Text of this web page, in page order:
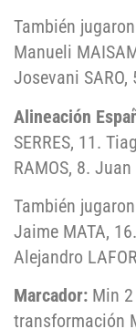
También
Manueli
Josevani SARO,
Alineación
SERRES, 11.
RAMOS, 8. Juan
También
Jaime MATA,
Alejandro
Marcador: Min 2
transformación